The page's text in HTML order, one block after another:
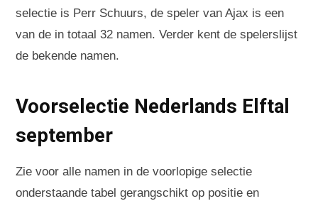
selectie is Perr Schuurs, de speler van Ajax is een
van de in totaal 32 namen. Verder kent de spelerslijst
de bekende namen.
Voorselectie Nederlands Elftal
september
Zie voor alle namen in de voorlopige selectie
onderstaande tabel gerangschikt op positie en